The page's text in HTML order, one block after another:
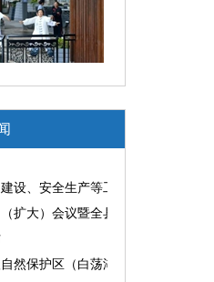
设、安全生产等工作
扩大）会议暨全县“两为”能力素质
然保护区（白荡湖片区）问题整改